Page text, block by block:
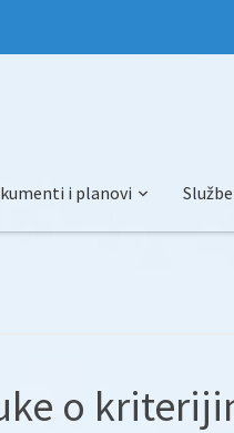
i planovi
o